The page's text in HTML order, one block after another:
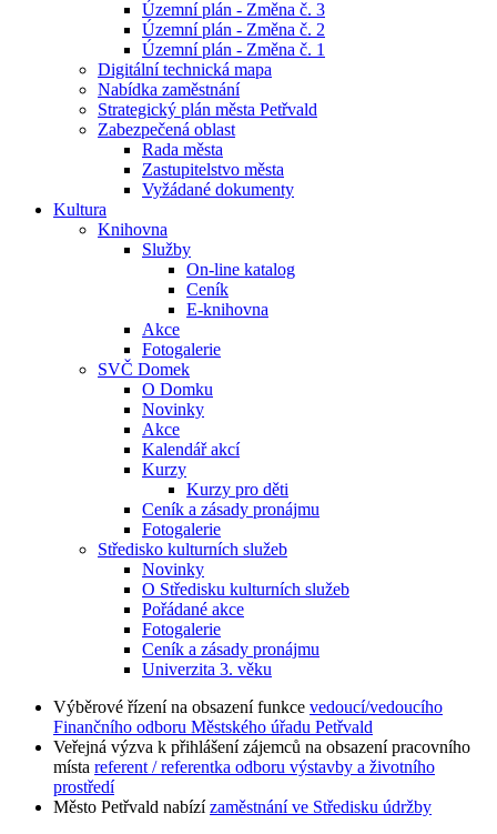
Územní plán - Změna č. 3
Územní plán - Změna č. 2
Územní plán - Změna č. 1
Digitální technická mapa
Nabídka zaměstnání
Strategický plán města Petřvald
Zabezpečená oblast
Rada města
Zastupitelstvo města
Vyžádané dokumenty
Kultura
Knihovna
Služby
On-line katalog
Ceník
E-knihovna
Akce
Fotogalerie
SVČ Domek
O Domku
Novinky
Akce
Kalendář akcí
Kurzy
Kurzy pro děti
Ceník a zásady pronájmu
Fotogalerie
Středisko kulturních služeb
Novinky
O Středisku kulturních služeb
Pořádané akce
Fotogalerie
Ceník a zásady pronájmu
Univerzita 3. věku
Výběrové řízení na obsazení funkce vedoucí/vedoucího
Finančního odboru Městského úřadu Petřvald
Veřejná výzva k přihlášení zájemců na obsazení pracovního
místa referent / referentka odboru výstavby a životního
prostředí
Město Petřvald nabízízaměstnání ve Středisku údržby